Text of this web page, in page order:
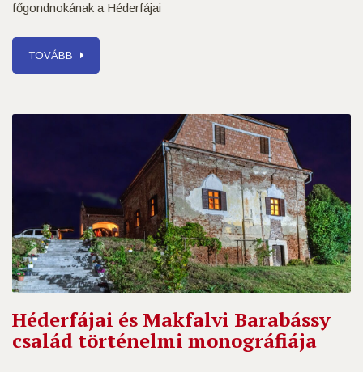
főgondnokának a Héderfájai
TOVÁBB
Héderfájai és Makfalvi Barabássy
család történelmi monográfiája